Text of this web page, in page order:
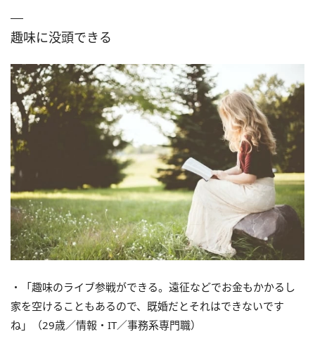
趣味に没頭できる
・「趣味のライブ参戦ができる。遠征などでお金もかかるし
家を空けることもあるので、既婚だとそれはできないです
ね」（29歳／情報・IT／事務系専門職）